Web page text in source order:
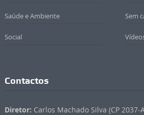
Saúde e Ambiente Sem
Social
Contactos
Diretor: Carlos Machado Silva (CP 2037-